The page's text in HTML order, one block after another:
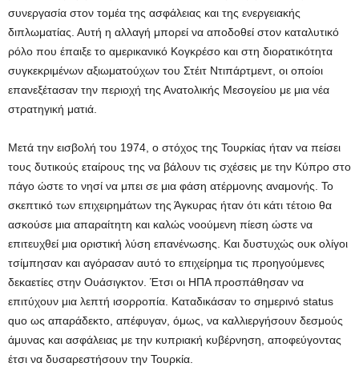
συνεργασία στον τομέα της ασφάλειας και της ενεργειακής
διπλωματίας. Αυτή η αλλαγή μπορεί να αποδοθεί στον καταλυτικό
ρόλο που έπαιξε το αμερικανικό Κογκρέσο και στη διορατικότητα
συγκεκριμένων αξιωματούχων του Στέιτ Ντιπάρτμεντ, οι οποίοι
επανεξέτασαν την περιοχή της Ανατολικής Μεσογείου με μια νέα
στρατηγική ματιά.
Μετά την εισβολή του 1974, ο στόχος της Τουρκίας ήταν να πείσει
τους δυτικούς εταίρους της να βάλουν τις σχέσεις με την Κύπρο στο
πάγο ώστε το νησί να μπει σε μια φάση ατέρμονης αναμονής. Το
σκεπτικό των επιχειρημάτων της Άγκυρας ήταν ότι κάτι τέτοιο θα
ασκούσε μια απαραίτητη και καλώς νοούμενη πίεση ώστε να
επιτευχθεί μια οριστική λύση επανένωσης. Και δυστυχώς ουκ ολίγοι
τσίμπησαν και αγόρασαν αυτό το επιχείρημα τις προηγούμενες
δεκαετίες στην Ουάσιγκτον. Έτσι οι ΗΠΑ προσπάθησαν να
επιτύχουν μια λεπτή ισορροπία. Καταδικάσαν το σημερινό status
quo ως απαράδεκτο, απέφυγαν, όμως, να καλλιεργήσουν δεσμούς
άμυνας και ασφάλειας με την κυπριακή κυβέρνηση, αποφεύγοντας
έτσι να δυσαρεστήσουν την Τουρκία.